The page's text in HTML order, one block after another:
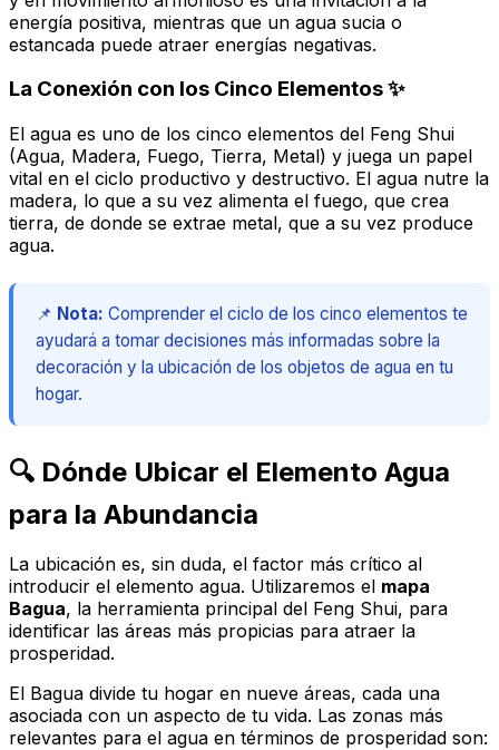
energía positiva, mientras que un agua sucia o
estancada puede atraer energías negativas.
La Conexión con los Cinco Elementos ✨
El agua es uno de los cinco elementos del Feng Shui
(Agua, Madera, Fuego, Tierra, Metal) y juega un papel
vital en el ciclo productivo y destructivo. El agua nutre la
madera, lo que a su vez alimenta el fuego, que crea
tierra, de donde se extrae metal, que a su vez produce
agua.
📌 Nota: Comprender el ciclo de los cinco elementos te
ayudará a tomar decisiones más informadas sobre la
decoración y la ubicación de los objetos de agua en tu
hogar.
🔍 Dónde Ubicar el Elemento Agua
para la Abundancia
La ubicación es, sin duda, el factor más crítico al
introducir el elemento agua. Utilizaremos el mapa
Bagua, la herramienta principal del Feng Shui, para
identificar las áreas más propicias para atraer la
prosperidad.
El Bagua divide tu hogar en nueve áreas, cada una
asociada con un aspecto de tu vida. Las zonas más
relevantes para el agua en términos de prosperidad son: